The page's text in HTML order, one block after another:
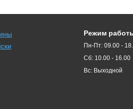
Режим
Пн-Пт: 09.00 -
Сб: 10.00 - 16.00
Вс: Выходной